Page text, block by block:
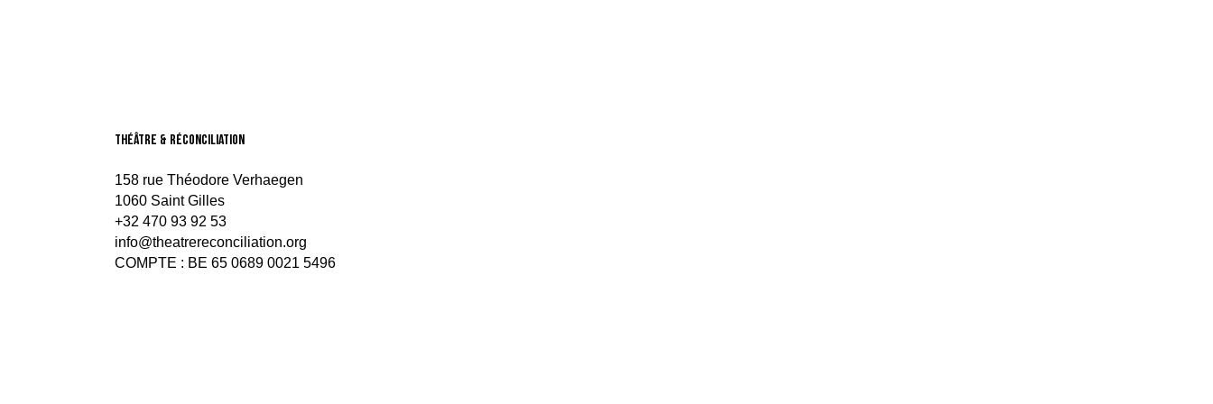
théâtre & Réconciliation
158 rue Théodore Verhaegen
1060 Saint Gilles
+32 470 93 92 53
info@theatrereconciliation.org
COMPTE : BE 65 0689 0021 5496